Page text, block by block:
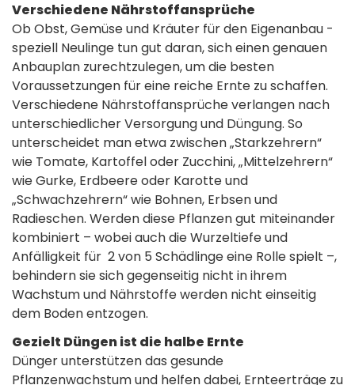
Verschiedene Nährstoffansprüche
Ob Obst, Gemüse und Kräuter für den Eigenanbau -
speziell Neulinge tun gut daran, sich einen genauen
Anbauplan zurechtzulegen, um die besten
Voraussetzungen für eine reiche Ernte zu schaffen.
Verschiedene Nährstoffansprüche verlangen nach
unterschiedlicher Versorgung und Düngung. So
unterscheidet man etwa zwischen „Starkzehrern“
wie Tomate, Kartoffel oder Zucchini, „Mittelzehrern“
wie Gurke, Erdbeere oder Karotte und
„Schwachzehrern“ wie Bohnen, Erbsen und
Radieschen. Werden diese Pflanzen gut miteinander
kombiniert – wobei auch die Wurzeltiefe und
Anfälligkeit für 2 von 5 Schädlinge eine Rolle spielt –,
behindern sie sich gegenseitig nicht in ihrem
Wachstum und Nährstoffe werden nicht einseitig
dem Boden entzogen.
Gezielt Düngen ist die halbe Ernte
Dünger unterstützen das gesunde
Pflanzenwachstum und helfen dabei, Ernteerträge zu